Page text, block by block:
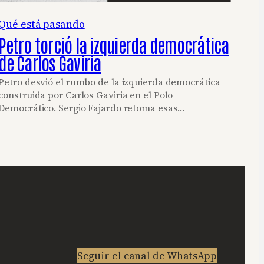
está pasando
Petro torció la izquierda democrática
Carlos Gaviria
desvió el rumbo de la izquierda democrática
por Carlos Gaviria en el Polo
Sergio Fajardo retoma esas…
Seguir el canal de WhatsApp